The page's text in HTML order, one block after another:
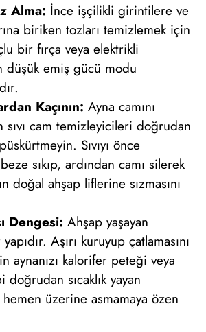
Alma: İnce işçilikli girintilere ve
biriken tozları temizlemek için
bir fırça veya elektrikli
düşük emiş gücü modu
Kaçının: Ayna camını
sıvı cam temizleyicileri doğrudan
Sıvıyı önce
sıkıp, ardından camı silerek
doğal ahşap liflerine sızmasını
Dengesi: Ahşap yaşayan
Aşırı kuruyup çatlamasını
aynanızı kalorifer peteği veya
sıcaklık yayan
hemen üzerine asmamaya özen